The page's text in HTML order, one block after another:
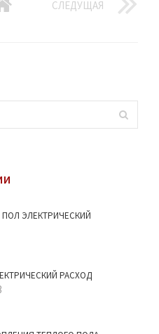
СЛЕДУЩАЯ
ЭЛЕКТРИЧЕСКИЙ
РАСХОД